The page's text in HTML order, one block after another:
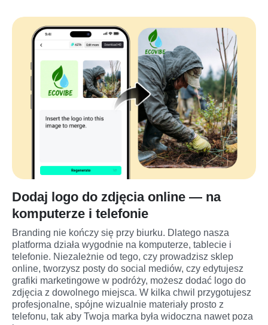
Dodaj logo do zdjęcia online — na
komputerze i telefonie
Branding nie kończy się przy biurku. Dlatego nasza
platforma działa wygodnie na komputerze, tablecie i
telefonie. Niezależnie od tego, czy prowadzisz sklep
online, tworzysz posty do social mediów, czy edytujesz
grafiki marketingowe w podróży, możesz dodać logo do
zdjęcia z dowolnego miejsca. W kilka chwil przygotujesz
profesjonalne, spójne wizualnie materiały prosto z
telefonu, tak aby Twoja marka była widoczna nawet poza